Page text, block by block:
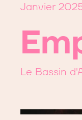
Janvier
Le Bassin